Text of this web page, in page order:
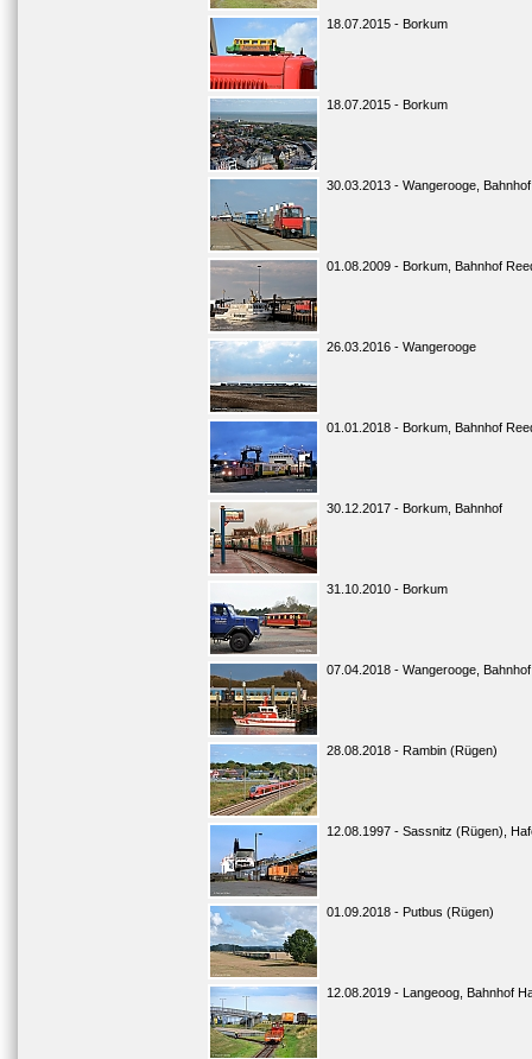
18.07.2015 - Borkum
18.07.2015 - Borkum
30.03.2013 - Wangerooge,
01.08.2009 - Borkum, Bahnhof
26.03.2016 - Wangerooge
01.01.2018 - Borkum, Bahnhof
30.12.2017 - Borkum, Bahnhof
31.10.2010 - Borkum
07.04.2018 - Wangerooge,
28.08.2018 - Rambin (Rügen)
12.08.1997 - Sassnitz (Rügen),
01.09.2018 - Putbus (Rügen)
12.08.2019 - Langeoog, Bahnhof